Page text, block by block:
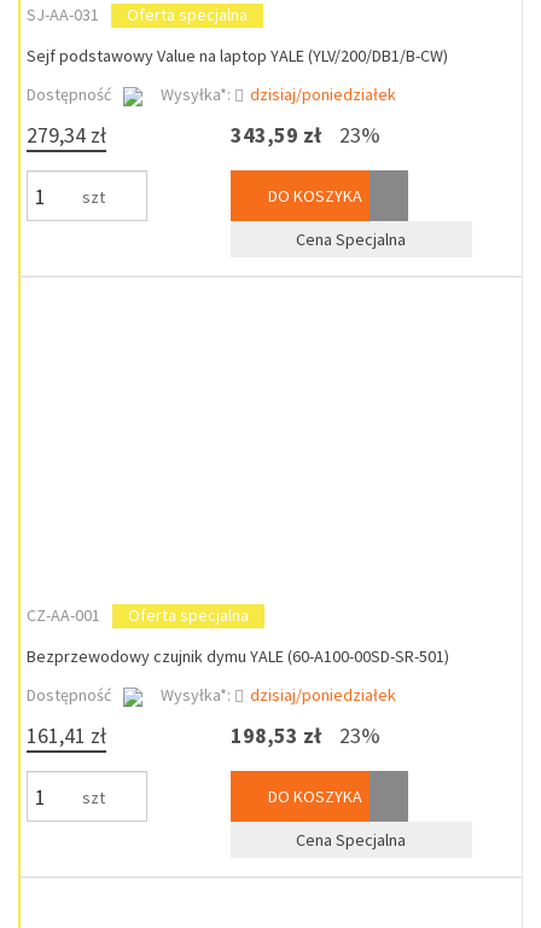
SJ-AA-031
Oferta specjalna
Sejf podstawowy Value na laptop YALE (YLV/200/DB1/B-CW)
Dostępność
Wysyłka*: dzisiaj/poniedziałek
279,34 zł
szt
343,59 zł 23%
DO KOSZYKA
Cena Specjalna
CZ-AA-001
Oferta specjalna
Bezprzewodowy czujnik dymu YALE (60-A100-00SD-SR-501)
Dostępność
Wysyłka*: dzisiaj/poniedziałek
161,41 zł
szt
198,53 zł 23%
DO KOSZYKA
Cena Specjalna